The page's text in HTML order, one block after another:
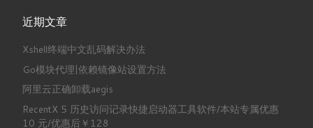
近期文章
Xshell终端中文乱码解决办法
Go模块代理|依赖镜像站设置方法
阿里云正确卸载aegis
RecentX 5 历史访问记录快捷启动器工具软件/本站专属优惠
10 元/优惠后￥128